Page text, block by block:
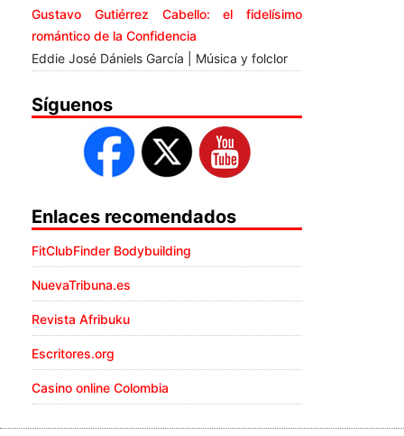
Gustavo Gutiérrez Cabello: el fidelísimo
romántico de la Confidencia
Eddie José Dániels García | Música y folclor
Síguenos
Enlaces recomendados
FitClubFinder Bodybuilding
NuevaTribuna.es
Revista Afribuku
Escritores.org
Casino online Colombia